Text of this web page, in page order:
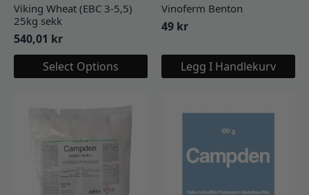
Viking Wheat (EBC 3-5,5)
25kg sekk
540,01 kr
Select Options
Vinoferm Benton
49 kr
Legg I Handlekurv